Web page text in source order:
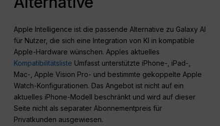
Apple Intelligence ist die passende Alternative zu Galaxy AI
für Nutzer, die sich eine Integration von KI in kompatible
Apple-Hardware wünschen. Apples aktuelles
Kompatibilitätsliste Umfasst unterstützte iPhone-, iPad-,
Mac-, Apple Vision Pro- und bestimmte gekoppelte Apple
Watch-Konfigurationen. Das Angebot ist nicht auf ein
aktuelles iPhone-Modell beschränkt und wird auf dieser
Seite nicht als separater Abonnementpreis für
Privatkunden ausgewiesen.